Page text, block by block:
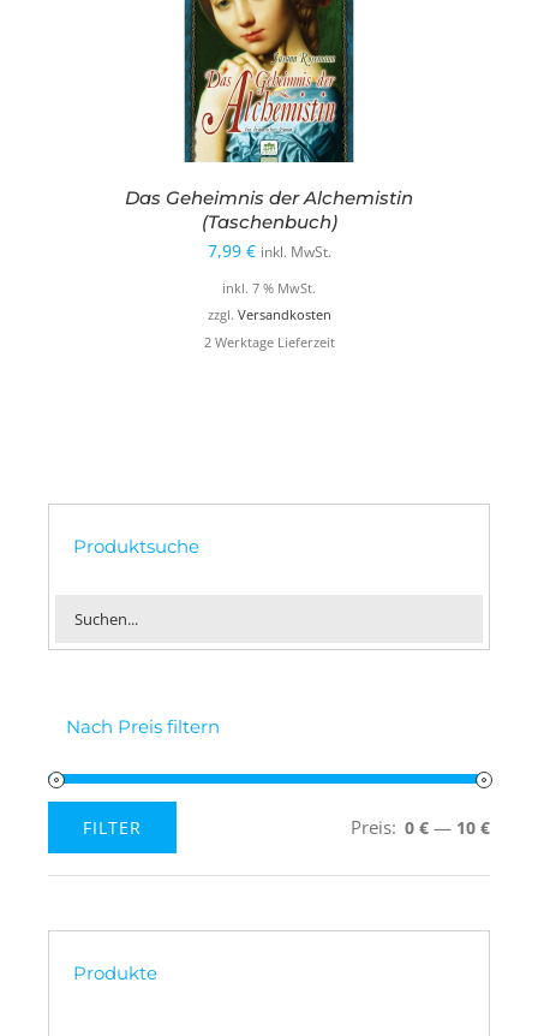
Das Geheimnis der Alchemistin
(Taschenbuch)
7,99 € inkl. MwSt.
inkl. 7 % MwSt.
zzgl. Versandkosten
2 Werktage Lieferzeit
Produktsuche
Nach Preis filtern
Preis
Preis
FILTER Preis: 0 € — 10 €
Produkte